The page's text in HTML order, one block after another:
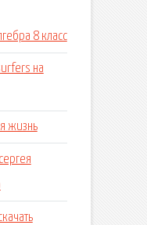
8 класс
на
жизнь